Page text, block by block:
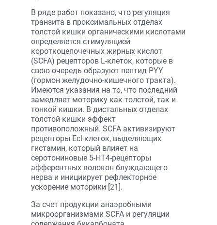
В ряде работ показано, что регуляция
транзита в проксимальных отделах
толстой кишки органическими кислотами
определяется стимуляцией
короткоцепочечных жирных кислот
(SCFA) рецепторов L-клеток, которые в
свою очередь образуют пептид PYY
(гормон желудочно-кишечного тракта).
Имеются указания на то, что последний
замедляет моторику как толстой, так и
тонкой кишки. В дистальных отделах
толстой кишки эффект
противоположный. SCFA активизируют
рецепторы Ecl-клеток, выделяющих
гистамин, который влияет на
серотониновые 5-НT4-рецепторы
афферентных волокон блуждающего
нерва и инициирует рефлекторное
ускорение моторики [21].
За счет продукции анаэробными
микроорганизмами SCFA и регуляции